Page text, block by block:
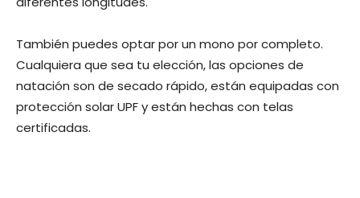
También puedes optar por un mono por completo.
Cualquiera que sea tu elección, las opciones de
natación son de secado rápido, están equipadas con
protección solar UPF y están hechas con telas
certificadas.